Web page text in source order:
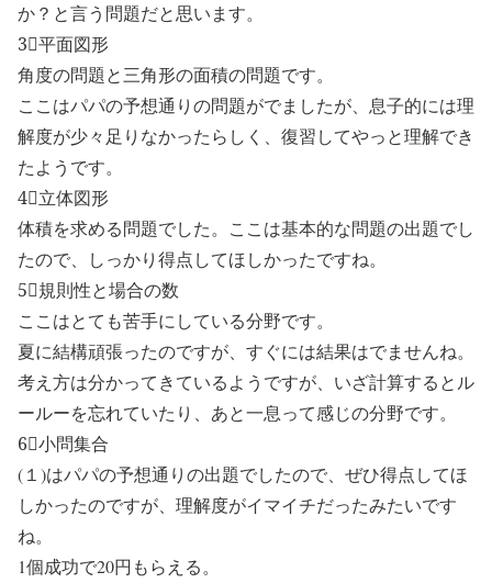
か？と言う問題だと思います。
3⃣平面図形
角度の問題と三角形の面積の問題です。
ここはパパの予想通りの問題がでましたが、息子的には理
解度が少々足りなかったらしく、復習してやっと理解でき
たようです。
4⃣立体図形
体積を求める問題でした。ここは基本的な問題の出題でし
たので、しっかり得点してほしかったですね。
5⃣規則性と場合の数
ここはとても苦手にしている分野です。
夏に結構頑張ったのですが、すぐには結果はでませんね。
考え方は分かってきているようですが、いざ計算するとル
ールーを忘れていたり、あと一息って感じの分野です。
6⃣小問集合
(１)はパパの予想通りの出題でしたので、ぜひ得点してほ
しかったのですが、理解度がイマイチだったみたいです
ね。
1個成功で20円もらえる。